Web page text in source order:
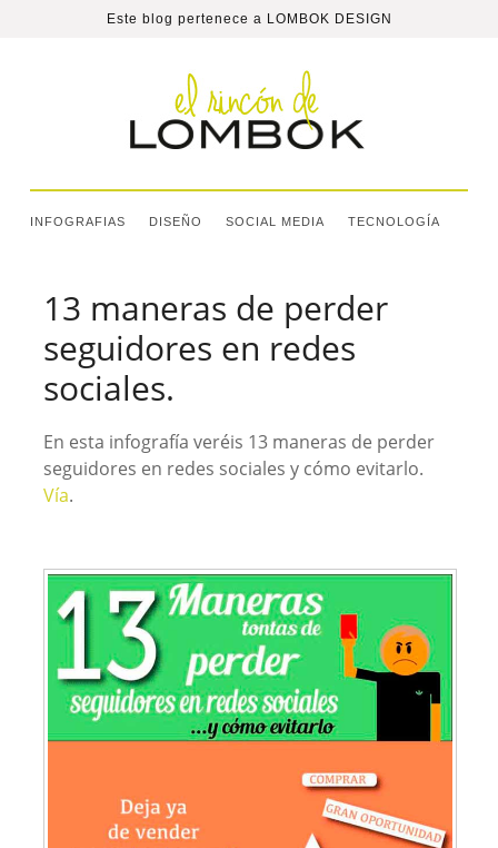
Este blog pertenece a LOMBOK DESIGN
INFOGRAFIAS DISEÑO SOCIAL MEDIA TECNOLOGÍA
13 maneras de perder
seguidores en redes
sociales.
En esta infografía veréis 13 maneras de perder
seguidores en redes sociales y cómo evitarlo.
Vía.